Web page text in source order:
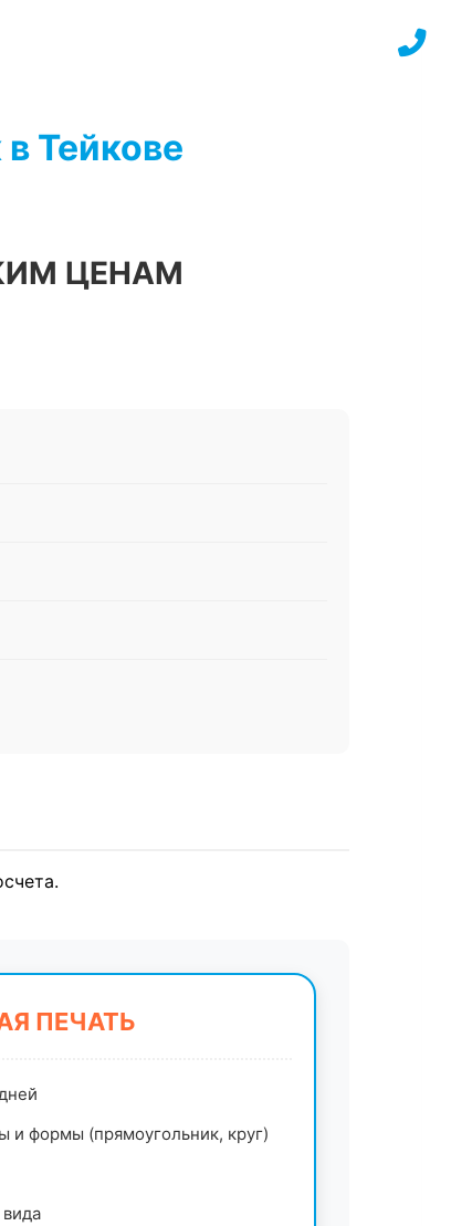
Тейкове
ЦЕНАМ
ПЕЧАТЬ
и формы (прямоугольник, круг)